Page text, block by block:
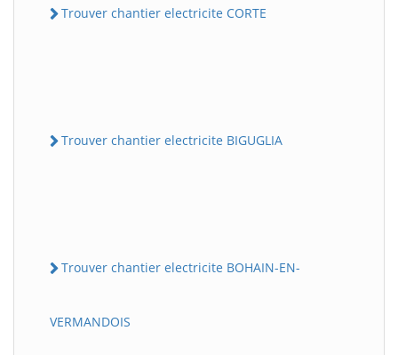
Trouver chantier electricite CORTE
Trouver chantier electricite BIGUGLIA
Trouver chantier electricite BOHAIN-EN-
VERMANDOIS